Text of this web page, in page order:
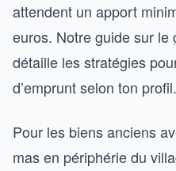
attendent un apport
euros. Notre guide sur le
détaille les stratégies
d’emprunt selon ton profil.
Pour les biens anciens
mas en périphérie du